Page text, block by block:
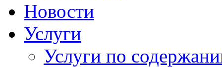
Новости
Услуги
Услуги по